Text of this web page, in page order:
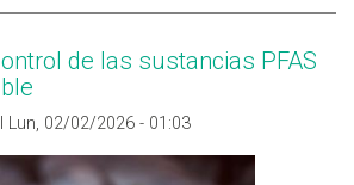
DE RIESGOS
de las sustancias PFAS
Lun, 02/02/2026 - 01:03